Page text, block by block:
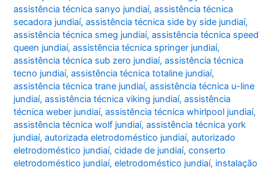
assistência técnica sanyo jundiaí,assistência técnica
secadora jundiaí,assistência técnica side by side jundiaí,
assistência técnica smeg jundiaí,assistência técnica speed
queen jundiaí,assistência técnica springer jundiaí,
assistência técnica sub zero jundiaí,assistência técnica
tecno jundiaí,assistência técnica totaline jundiaí,
assistência técnica trane jundiaí,assistência técnica u-line
jundiaí,assistência técnica viking jundiaí,assistência
técnica weber jundiaí,assistência técnica whirlpool jundiaí,
assistência técnica wolf jundiaí,assistência técnica york
jundiaí,autorizada eletrodoméstico jundiaí,autorizado
eletrodoméstico jundiaí,cidade de jundiaí,conserto
eletrodoméstico jundiaí,eletrodoméstico jundiaí, instalação